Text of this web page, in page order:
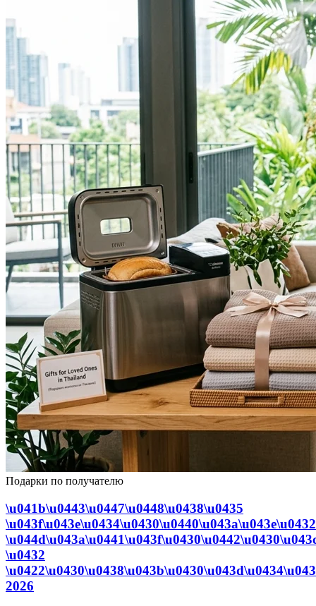
Подарки по получателю
\u041b\u0443\u0447\u0448\u0438\u0435
\u043f\u043e\u0434\u0430\u0440\u043a\u043e\u0432
\u0432
2026